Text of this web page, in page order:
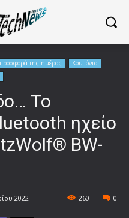
της ημέρας
Κουπόνια
To
ηχείο
BW-
2022 0
260